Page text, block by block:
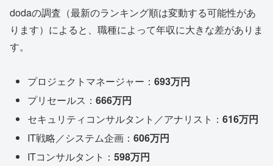
dodaの調査（最新のランキング順は変動する可能性があ
ります）によると、職種によって年収に大きな差がありま
す。
プロジェクトマネージャー：693万円
プリセールス：666万円
セキュリティコンサルタント／アナリスト：616万円
IT戦略／システム企画：606万円
ITコンサルタント：598万円